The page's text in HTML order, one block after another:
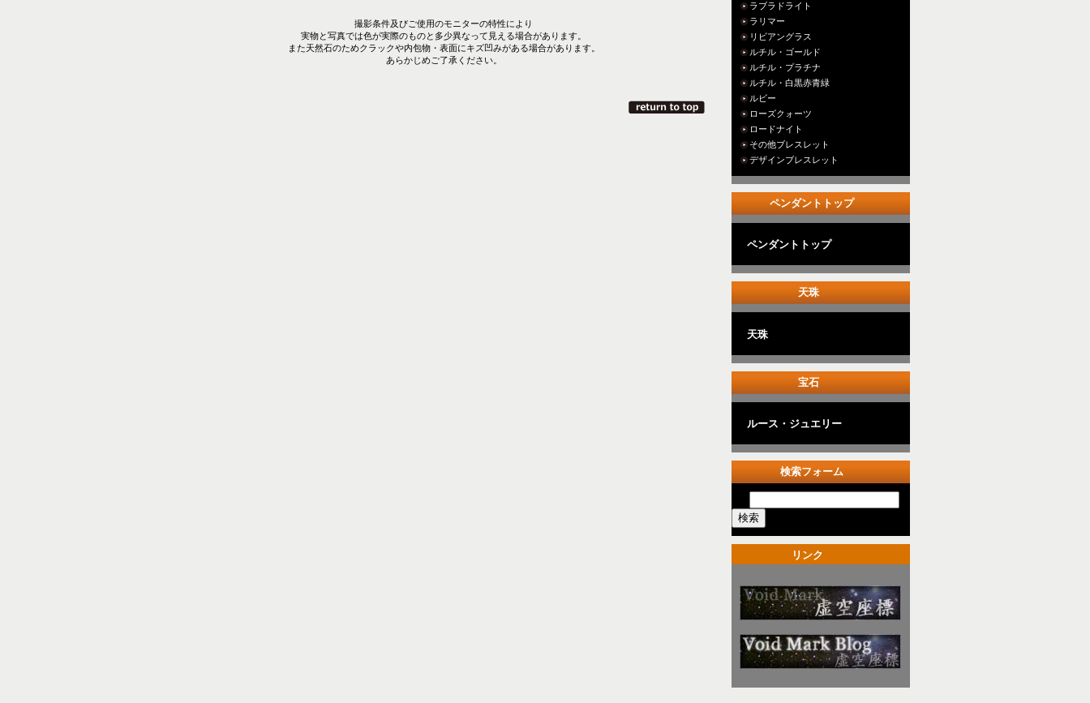
撮影条件及びご使用のモニターの特性により
実物と写真では色が実際のものと多少異なって見える場合があります。
また天然石のためクラックや内包物・表面にキズ凹みがある場合があります。
あらかじめご了承ください。
ラブラドライト
ラリマー
リビアングラス
ルチル・ゴールド
ルチル・プラチナ
ルチル・白黒赤青緑
ルビー
ローズクォーツ
ロードナイト
その他ブレスレット
デザインブレスレット
ペンダントトップ
ペンダントトップ
天珠
天珠
宝石
ルース・ジュエリー
検索フォーム
リンク